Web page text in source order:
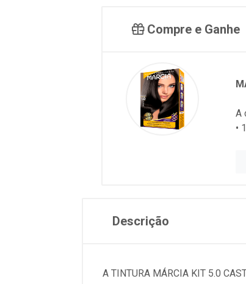
Compre e Ganhe
A
•
Descrição
A TINTURA MÁRCIA KIT 5.0